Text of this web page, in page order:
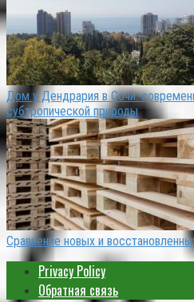
Дом у Дендрария в Сочи:
субтропической природы
Сравнение новых и
Privacy Policy
Обратная связь